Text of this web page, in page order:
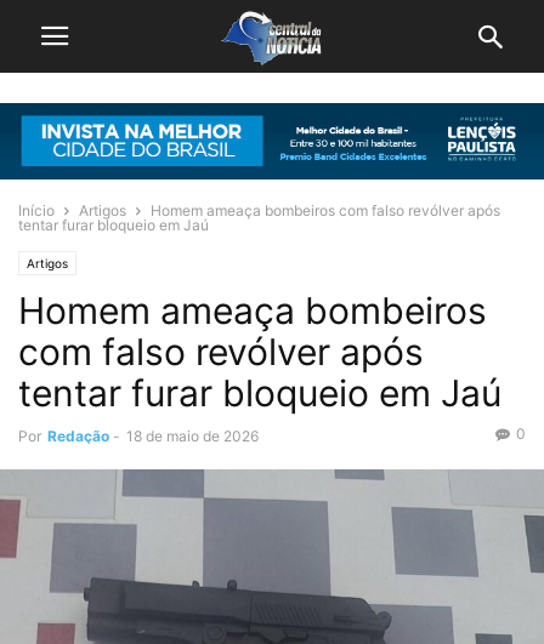
Início Artigos
Homem ameaça bombeiros com falso revólver após
tentar furar bloqueio em Jaú
Artigos
Homem ameaça bombeiros
com falso revólver após
tentar furar bloqueio em Jaú
Por Redação - 18 de maio de 2026 0